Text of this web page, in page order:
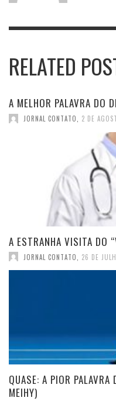
RELATED
A MELHOR PALAVRA DO
JORNAL CONTATO 2 DE
A ESTRANHA VISITA DO
JORNAL CONTATO 26 DE
QUASE: A PIOR
MEIHY)